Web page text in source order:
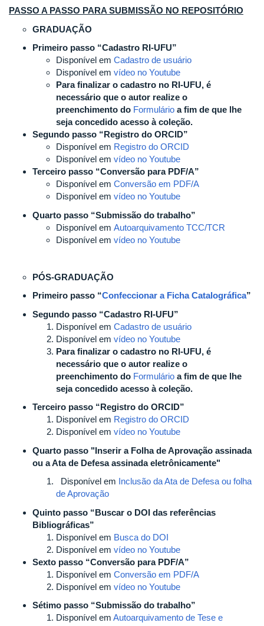
PASSO A PASSO PARA SUBMISSÃO NO REPOSITÓRIO
GRADUAÇÃO
Primeiro passo “Cadastro RI-UFU”
Disponível em Cadastro de usuário
Disponível em vídeo no Youtube
Para finalizar o cadastro no RI-UFU, é
necessário que o autor realize o
preenchimento do Formulário a fim de que lhe
seja concedido acesso à coleção.
Segundo passo “Registro do ORCID”
Disponível em Registro do ORCID
Disponível em vídeo no Youtube
Terceiro passo “Conversão para PDF/A”
Disponível em Conversão em PDF/A
Disponível em vídeo no Youtube
Quarto passo “Submissão do trabalho”
Disponível em Autoarquivamento TCC/TCR
Disponível em vídeo no Youtube
PÓS-GRADUAÇÃO
Primeiro passo “Confeccionar a Ficha Catalográfica”
Segundo passo “Cadastro RI-UFU”
Disponível em Cadastro de usuário
Disponível em vídeo no Youtube
Para finalizar o cadastro no RI-UFU, é
necessário que o autor realize o
preenchimento do Formulário a fim de que lhe
seja concedido acesso à coleção.
Terceiro passo “Registro do ORCID”
Disponível em Registro do ORCID
Disponível em vídeo no Youtube
Quarto passo "Inserir a Folha de Aprovação assinada
ou a Ata de Defesa assinada eletrônicamente"
Disponível em Inclusão da Ata de Defesa ou folha
de Aprovação
Quinto passo “Buscar o DOI das referências
Bibliográficas”
Disponível em Busca do DOI
Disponível em vídeo no Youtube
Sexto passo “Conversão para PDF/A”
Disponível em Conversão em PDF/A
Disponível em vídeo no Youtube
Sétimo passo “Submissão do trabalho”
Disponível em Autoarquivamento de Tese e